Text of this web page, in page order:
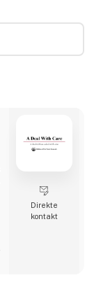
Direkte
kontakt